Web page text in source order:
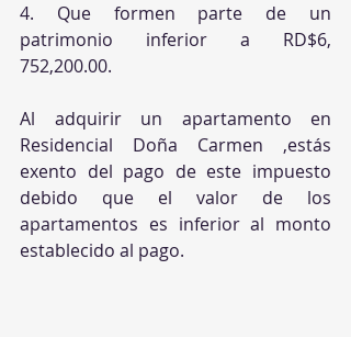
4. Que formen parte de un
patrimonio inferior a RD$6,
752,200.00.
Al adquirir un apartamento en
Residencial Doña Carmen ,estás
exento del pago de este impuesto
debido que el valor de los
apartamentos es inferior al monto
establecido al pago.